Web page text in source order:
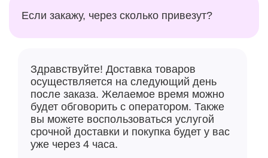
Если закажу, через сколько привезут?
Здравствуйте! Доставка товаров
осуществляется на следующий день
после заказа. Желаемое время можно
будет обговорить с оператором. Также
вы можете воспользоваться услугой
срочной доставки и покупка будет у вас
уже через 4 часа.